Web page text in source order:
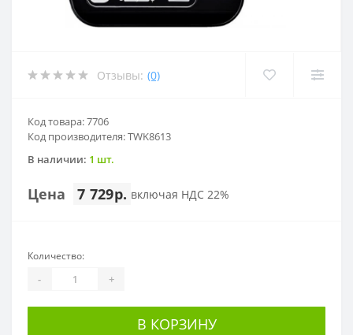
Отзывы: (0)
Код товара: 7706
Код производителя: TWK8613
В наличии: 1 шт.
Цена 7 729р. включая НДС 22%
Количество:
- +
В КОРЗИНУ